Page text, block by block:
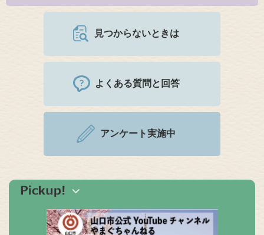
見つからないときは
よくある質問と回答
アンケート実施中